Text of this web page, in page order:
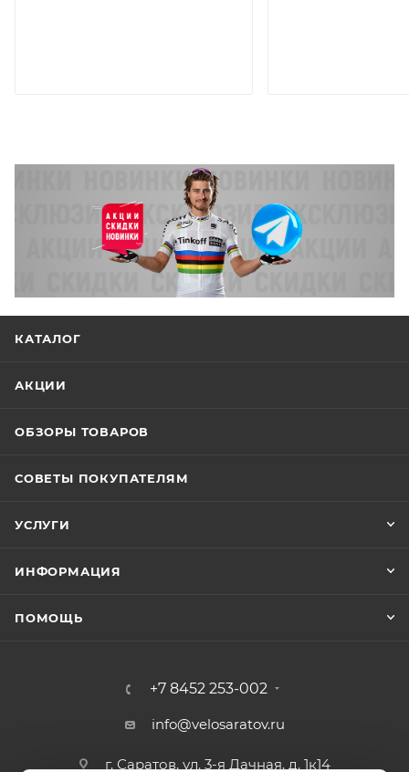
КАТАЛОГ
АКЦИИ
ОБЗОРЫ ТОВАРОВ
СОВЕТЫ ПОКУПАТЕЛЯМ
УСЛУГИ
ИНФОРМАЦИЯ
ПОМОЩЬ
+7 8452 253-002
info@velosaratov.ru
г. Саратов, ул. 3-я Дачная, д. 1к14